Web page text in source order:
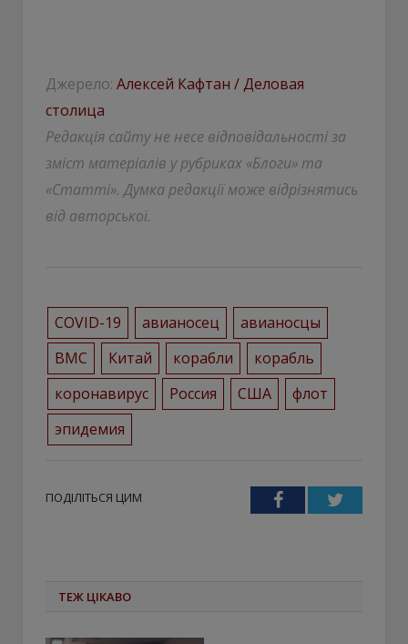
Джерело: Алексей Кафтан / Деловая
столица
Редакція сайту не несе відповідальності за
зміст матеріалів у рубриках «Блоги» та
«Статті». Думка редакції може відрізнятись
від авторської.
COVID-19 авианосец
авианосцы
ВМС
Китай корабли
корабль
коронавирус
Россия США
флот
эпидемия
ПОДІЛІТЬСЯ ЦИМ FacebookTwitter
ТЕЖ ЦІКАВО